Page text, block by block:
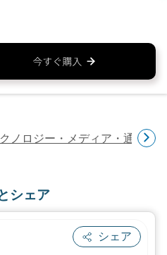
ノロジー・メディア・通信研
シェア
シェア